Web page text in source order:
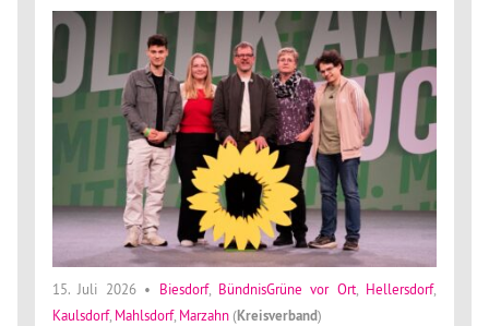
15. Juli 2026• Biesdorf, BündnisGrüne vor Ort, Hellersdorf,
Kaulsdorf, Mahlsdorf, Marzahn (Kreisverband)